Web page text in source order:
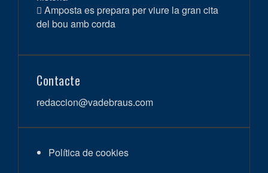
Amposta es prepara per viure la gran cita
del bou amb corda
Contacte
redaccion@vadebraus.com
Política de cookies